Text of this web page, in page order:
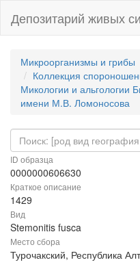
Депозитарий живых
Микроорганизмы и грибы
Коллекция
Микологии и альгологии
имени М.В. Ломоносова
ID образца
0000000606630
Краткое описание
1429
Вид
Stemonitis fusca
Место сбора
Турочакский, Республика